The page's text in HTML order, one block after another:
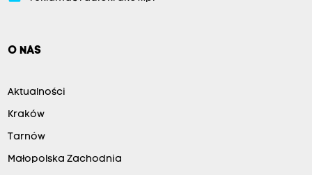
O NAS
Aktualności
Kraków
Tarnów
Małopolska Zachodnia